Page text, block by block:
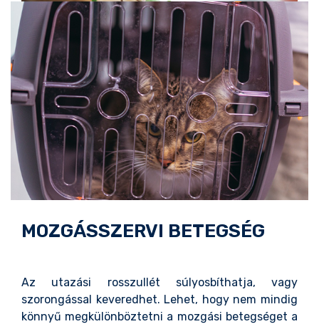
MOZGÁSSZERVI BETEGSÉG
Az utazási rosszullét súlyosbíthatja, vagy
szorongással keveredhet. Lehet, hogy nem mindig
könnyű megkülönböztetni a mozgási betegséget a